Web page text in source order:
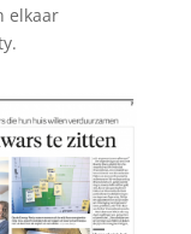
elkaar